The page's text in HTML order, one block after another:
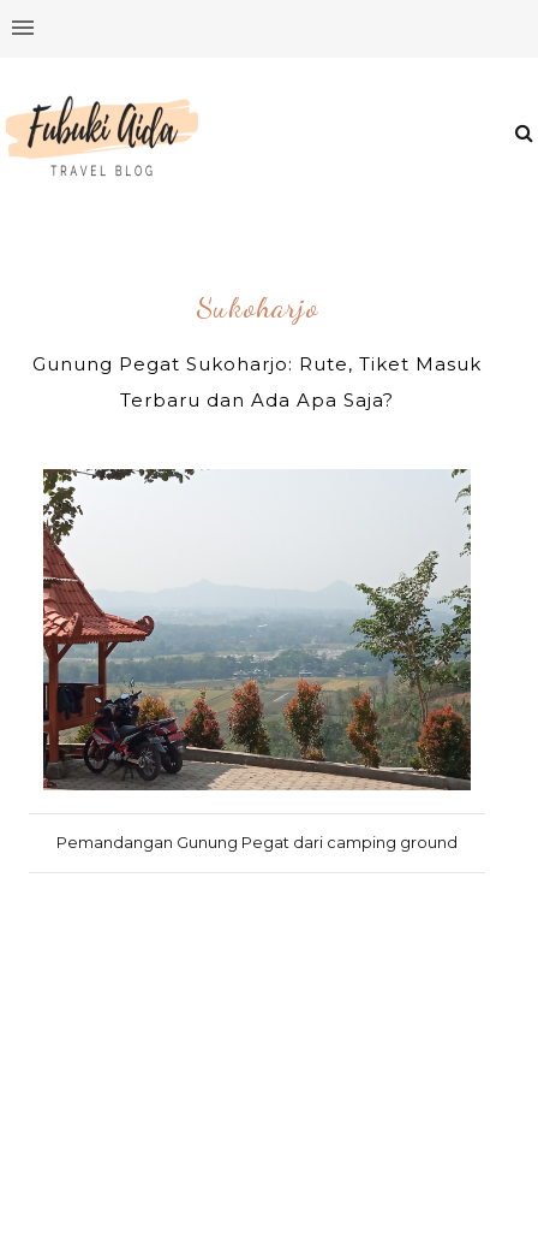
Sukoharjo
Gunung Pegat Sukoharjo: Rute, Tiket Masuk
Terbaru dan Ada Apa Saja?
Pemandangan Gunung Pegat dari camping ground